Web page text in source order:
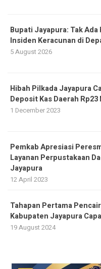
Bupati Jayapura: Tak
Insiden Keracunan di
5 August 2026
Hibah Pilkada Jayapura
Deposit Kas Daerah
1 December 2023
Pemkab Apresiasi
Layanan Perpustakaan
Jayapura
12 April 2023
Tahapan Pertama
Kabupaten Jayapura
19 August 2024